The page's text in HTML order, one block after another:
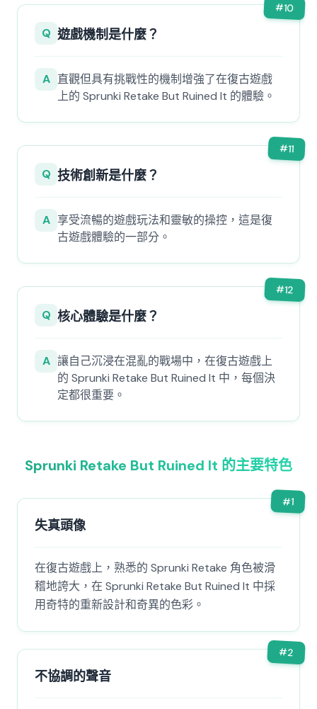
#10
Q 遊戲機制是什麼？
A 直觀但具有挑戰性的機制增強了在復古遊戲
上的 Sprunki Retake But Ruined It 的體驗。
#11
Q 技術創新是什麼？
A 享受流暢的遊戲玩法和靈敏的操控，這是復
古遊戲體驗的一部分。
#12
Q 核心體驗是什麼？
A 讓自己沉浸在混亂的戰場中，在復古遊戲上
的 Sprunki Retake But Ruined It 中，每個決
定都很重要。
Sprunki Retake But Ruined It 的主要特色
#1
失真頭像
在復古遊戲上，熟悉的 Sprunki Retake 角色被滑
稽地誇大，在 Sprunki Retake But Ruined It 中採
用奇特的重新設計和奇異的色彩。
#2
不協調的聲音